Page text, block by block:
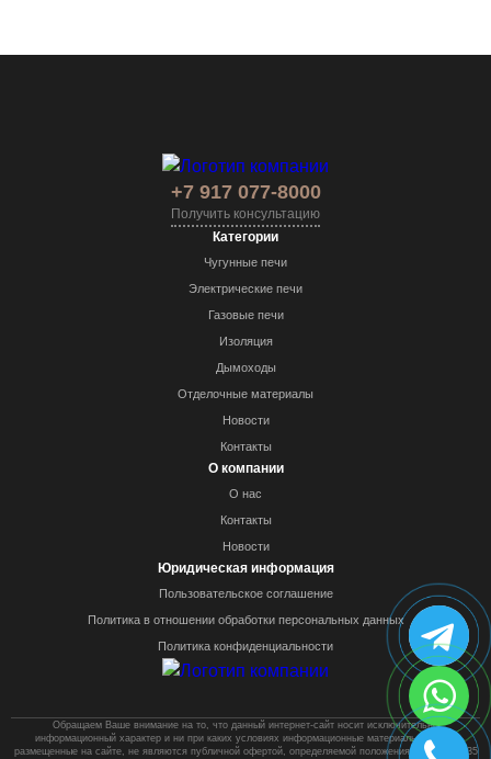
+7 917 077-8000
Получить консультацию
Категории
Чугунные печи
Электрические печи
Газовые печи
Изоляция
Дымоходы
Отделочные материалы
Новости
Контакты
О компании
О нас
Контакты
Новости
Юридическая информация
Пользовательское соглашение
Политика в отношении обработки персональных данных
Политика конфиденциальности
Обращаем Ваше внимание на то, что данный интернет-сайт носит исключительно
информационный характер и ни при каких условиях информационные материалы и цены,
размещенные на сайте, не являются публичной офертой, определяемой положениями Статей 435